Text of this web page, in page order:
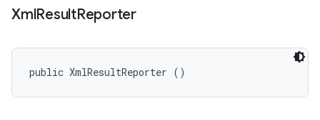
XmlResultReporter
public XmlResultReporter ()